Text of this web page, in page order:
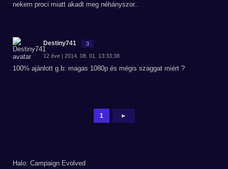
nekem proci miatt akadt meg néhányszor..
Destiny741 3
12 éve | 2014. 08. 01. 13:33:38
100% ajánlott g.b: magas 1080p és mégis szaggat miért ?
1 ►
Halo: Campaign Evolved